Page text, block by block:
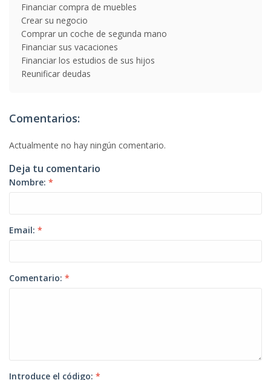
Financiar compra de muebles
Crear su negocio
Comprar un coche de segunda mano
Financiar sus vacaciones
Financiar los estudios de sus hijos
Reunificar deudas
Comentarios:
Actualmente no hay ningún comentario.
Deja tu comentario
Nombre: *
Email: *
Comentario: *
Introduce el código: *